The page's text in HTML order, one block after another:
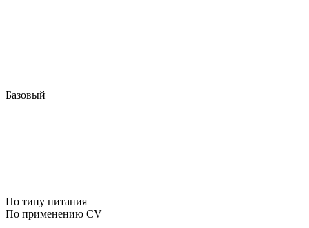
Базовый
По типу питания
По применению CV